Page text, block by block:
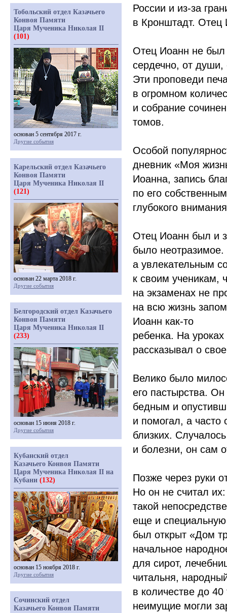
России и из-за
в Кронштадт. Отец
Отец Иоанн не был
сердечно, от
Эти проповеди
в огромном
и собрание
томов.
Особой
дневник «Моя
Иоанна, запись
по его
глубокого
Отец Иоанн был и
было
а увлекательным
к своим ученикам,
на экзаменах не
на всю жизнь
Иоанн как-то
ребенка. На
рассказывал о
Велико было
его пастырства.
бедным и
и помогал, а часто
близких.
и болезни, он сам
Позже через руки
Но он не считал
такой
еще и
был открыт «Дом
начальное
для сирот,
читальня,
в количестве до
неимущие могли
Тобольский отдел Казачьего
Конвоя Памяти
Царя Мученика Николая II
(101)
основан 5 сентября 2017 г.
Другие события
Карельский отдел Казачьего
Конвоя Памяти
Царя Мученика Николая II
(121)
основан 22 марта 2018 г.
Другие события
Белгородский отдел Казачьего
Конвоя Памяти
Царя Мученика Николая II
(233)
основан 15 июня 2018 г.
Другие события
Кубанский отдел
Казачьего Конвоя Памяти
Царя Мученика Николая II на
Кубани (132)
основан 15 ноября 2018 г.
Другие события
Сочинский отдел
Казачьего Конвоя Памяти